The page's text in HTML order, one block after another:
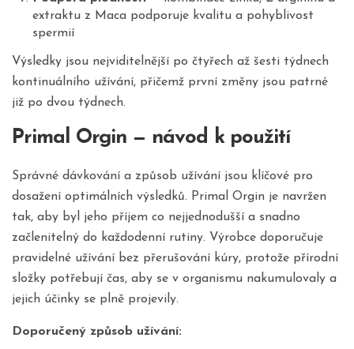
extraktu z Maca podporuje kvalitu a pohyblivost
spermií
Výsledky jsou nejviditelnější po čtyřech až šesti týdnech
kontinuálního užívání, přičemž první změny jsou patrné
již po dvou týdnech.
Primal Orgin — návod k použití
Správné dávkování a způsob užívání jsou klíčové pro
dosažení optimálních výsledků. Primal Orgin je navržen
tak, aby byl jeho příjem co nejjednodušší a snadno
začlenitelný do každodenní rutiny. Výrobce doporučuje
pravidelné užívání bez přerušování kúry, protože přírodní
složky potřebují čas, aby se v organismu nakumulovaly a
jejich účinky se plně projevily.
Doporučený způsob užívání: